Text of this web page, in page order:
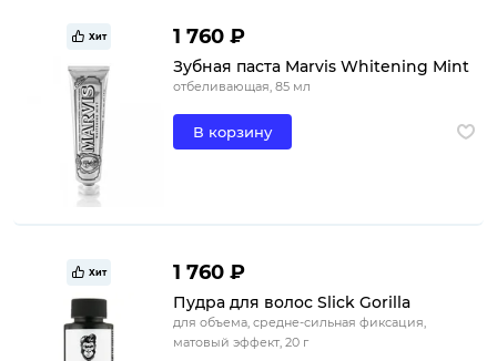
Хит 1 760 ₽
Зубная паста Marvis Whitening Mint
отбеливающая, 85 мл
В корзину
Хит 1 760 ₽
Пудра для волос Slick Gorilla
для объема, средне-сильная фиксация,
матовый эффект, 20 г